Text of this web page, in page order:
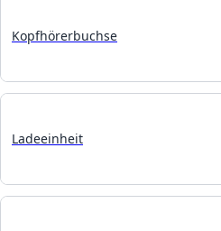
Kopfhörerbuchse
Ladeeinheit